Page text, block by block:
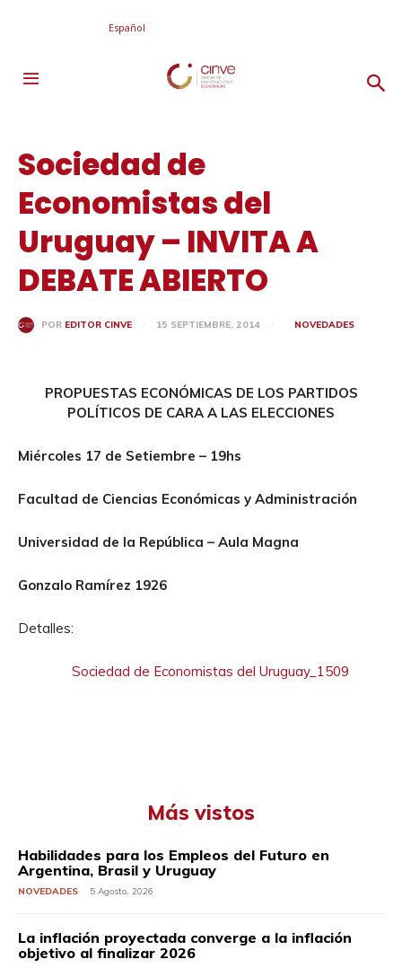
Español
Sociedad de
Economistas del
Uruguay – INVITA A
DEBATE ABIERTO
POR EDITOR CINVE 15 SEPTIEMBRE, 2014 NOVEDADES
PROPUESTAS ECONÓMICAS DE LOS PARTIDOS
POLÍTICOS DE CARA A LAS ELECCIONES
Miércoles 17 de Setiembre – 19hs
Facultad de Ciencias Económicas y Administración
Universidad de la República – Aula Magna
Gonzalo Ramírez 1926
Detalles:
Sociedad de Economistas del Uruguay_1509
Más vistos
Habilidades para los Empleos del Futuro en
Argentina, Brasil y Uruguay
NOVEDADES 5 Agosto, 2026
La inflación proyectada converge a la inflación
objetivo al finalizar 2026